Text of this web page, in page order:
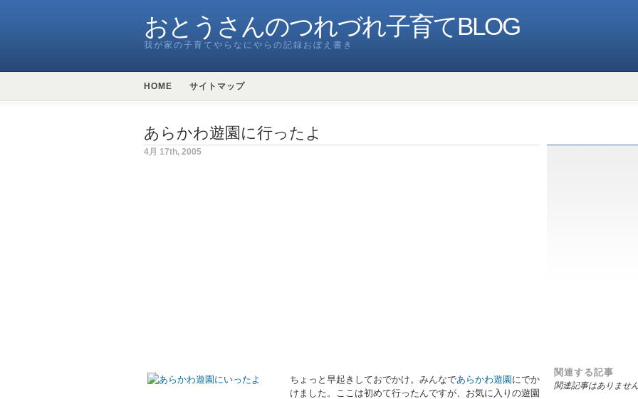
おとうさんのつれづれ子育てBLOG
我が家の子育てやらなにやらの記録おぼえ書き
HOME サイトマップ
あらかわ遊園に行ったよ
4月 17th, 2005
ちょっと早起きしておでかけ。みんなであらかわ遊園 にでか
けました。ここは初めて行ったんですが、お気に入りの遊園
関連する記事
関連記事はありませ